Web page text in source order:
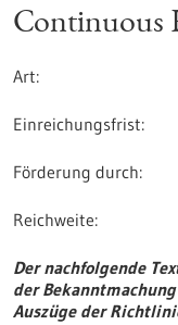
Continuous
Art:
Einreichungsfrist:
Förderung durch:
Reichweite:
Der nachfolgende
der
Auszüge der